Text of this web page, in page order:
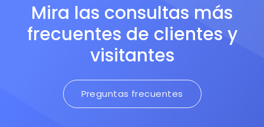
Mira las consultas más
frecuentes de clientes y
visitantes
Preguntas frecuentes